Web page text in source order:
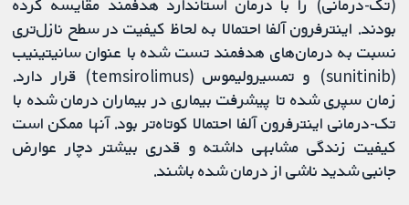
(تک-درمانی) را با درمان استاندارد هدفمند مقایسه کرده
بودند. اینترفرون آلفا احتمالا به لحاظ کیفیت در سطح نازل‌تری
نسبت به درمان‌های هدفمند تست شده با عنوان سانیتینیب
(sunitinib) و تمسیرولیموس (temsirolimus) قرار دارد.
زمان سپری شده تا پیشرفت بیماری در بیماران درمان شده با
تک-درمانی اینترفرون آلفا احتمالا کوتاه‌تر بود. آنها ممکن است
کیفیت زندگی مشابهی داشته و قدری بیشتر دچار عوارض
جانبی شدید ناشی از درمان شده باشند.